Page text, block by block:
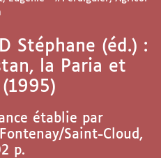
Stéphane (éd.) :
la Paria et
établie par
Saint-Cloud,
p.